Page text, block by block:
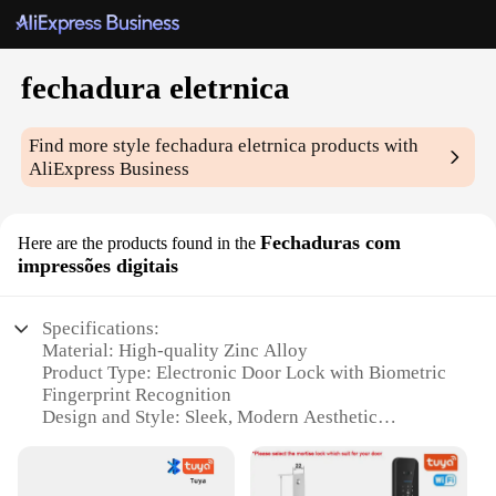
fechadura eletrnica
Find more stylefechadura eletrnica products with
AliExpress Business
Here are the products found in the Fechaduras com
impressões digitais
Specifications:
Material: High-quality Zinc Alloy
Product Type: Electronic Door Lock with Biometric
Fingerprint Recognition
Design and Style: Sleek, Modern Aesthetic
Homes, Offices, and Commercial Spaces
Performance and Property: Fast and Reliable